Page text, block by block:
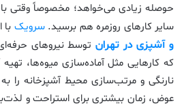
حوصله زیادی می‌خواهد؛ مخصوصاً وقتی
سایر کارهای روزمره هم برسید.سرویک
و آشپزی در تهرانتوسط نیروهای
که کارهایی مثل آماده‌سازی میوه‌ها،
نارنگی و مرتب‌سازی محیط آشپزخانه را
عوض، زمان بیشتری برای استراحت و